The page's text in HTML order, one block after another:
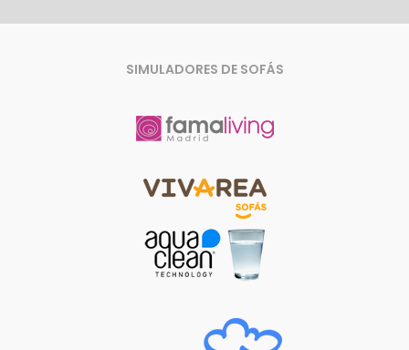
SIMULADORES DE SOFÁS